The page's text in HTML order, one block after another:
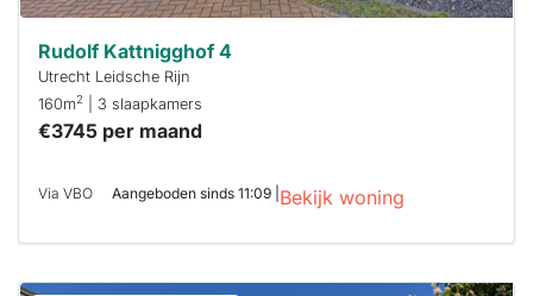
Rudolf Kattnigghof 4
Utrecht Leidsche Rijn
160m2 | 3 slaapkamers
€3745 per maand
Via VBO Aangeboden sinds 11:09 | Bekijk woning